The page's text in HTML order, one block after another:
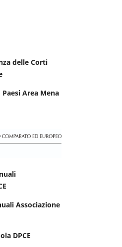
delle Corti
Area Mena
Associazione
DPCE